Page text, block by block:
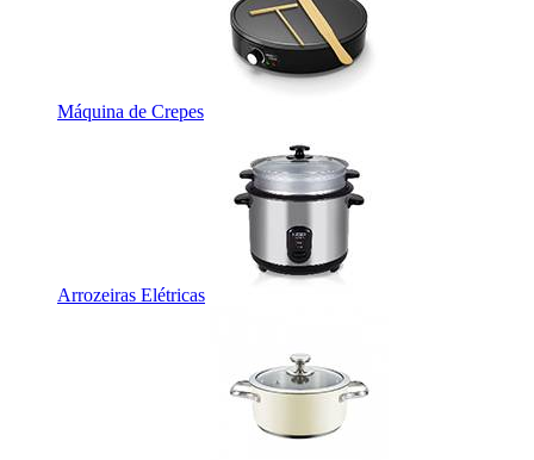
Máquina de Crepes
Arrozeiras Elétricas